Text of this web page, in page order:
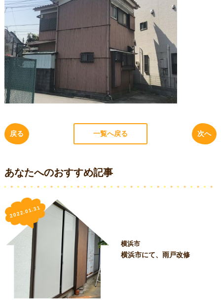
戻る 一覧へ戻る 次へ
あなたへのおすすめ記事
2022.01.31
横浜市
横浜市にて、雨戸改修